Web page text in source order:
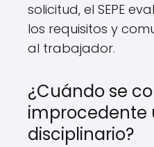
solicitud, el SEPE
los requisitos y
al trabajador.
¿Cuándo se
improcedente
disciplinario?